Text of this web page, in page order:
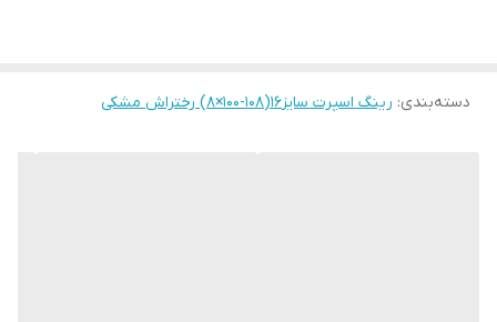
دسته‌بندی: رینگ اسپرت سایز۱۶(۱۰۸-۱۰۰×۸) رختراش مشکی